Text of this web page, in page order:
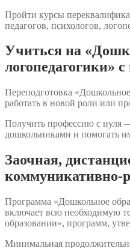
Пройти курсы
педагогов, психологов,
Учиться на
логопедагогики» с
Переподготовка
работать в новой роли или
Получить профессию с нуля —
дошкольниками и помогать
Заочная,
коммуникативно-
Программа «Дошкольное
включает всю необходимую
образовании», программ,
Минимальная